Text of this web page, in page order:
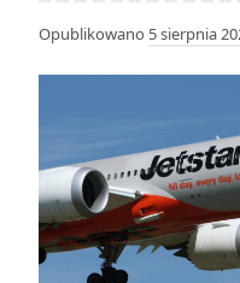
Opublikowano 5 sierpnia